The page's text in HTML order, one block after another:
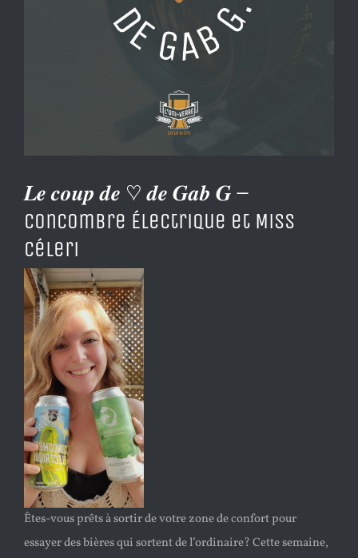
𝑳𝒆 𝒄𝒐𝒖𝒑 𝒅𝒆 ♡ 𝒅𝒆 𝑮𝒂𝒃 𝑮 –
Concombre Électrique et Miss
Céleri
Êtes-vous prêts à sortir de votre zone de confort pour
essayer des bières qui sortent de l’ordinaire? Cette semaine,